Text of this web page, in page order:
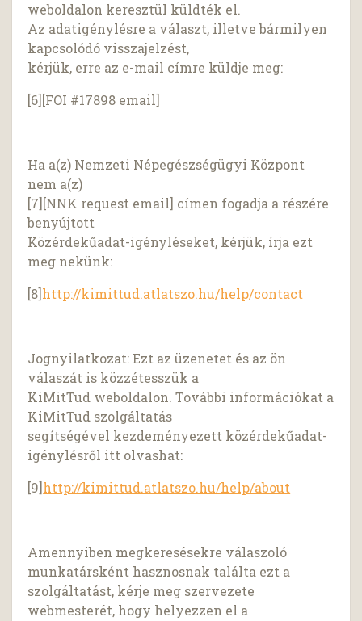
weboldalon keresztül küldték el.
Az adatigénylésre a választ, illetve bármilyen
kapcsolódó visszajelzést,
kérjük, erre az e-mail címre küldje meg:
[6][FOI #17898 email]
Ha a(z) Nemzeti Népegészségügyi Központ
nem a(z)
[7][NNK request email] címen fogadja a részére
benyújtott
Közérdekűadat-igényléseket, kérjük, írja ezt
meg nekünk:
[8]http://kimittud.atlatszo.hu/help/contact
Jognyilatkozat: Ezt az üzenetet és az ön
válaszát is közzétesszük a
KiMitTud weboldalon. További információkat a
KiMitTud szolgáltatás
segítségével kezdeményezett közérdekűadat-
igénylésről itt olvashat:
[9]http://kimittud.atlatszo.hu/help/about
Amennyiben megkeresésekre válaszoló
munkatársként hasznosnak találta ezt a
szolgáltatást, kérje meg szervezete
webmesterét, hogy helyezzen el a